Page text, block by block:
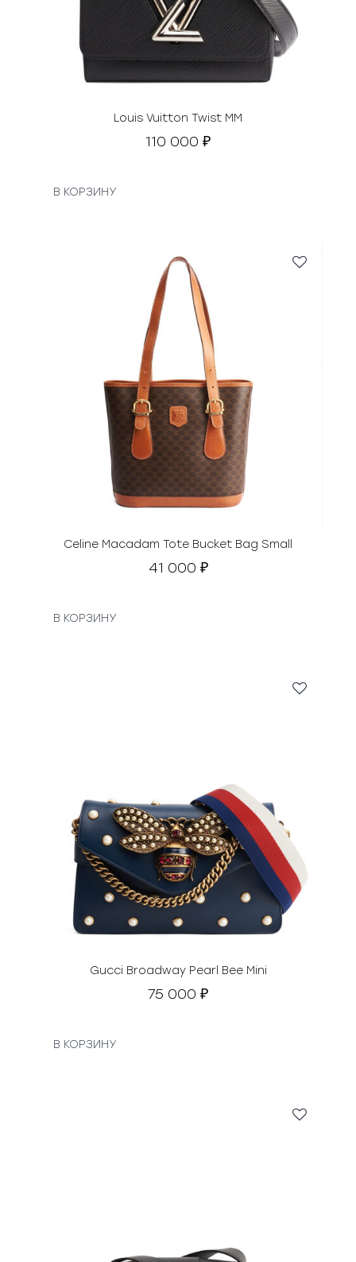
Louis Vuitton Twist MM
110 000 ₽
В КОРЗИНУ
Celine Macadam Tote Bucket Bag Small
41 000 ₽
В КОРЗИНУ
Gucci Broadway Pearl Bee Mini
75 000 ₽
В КОРЗИНУ